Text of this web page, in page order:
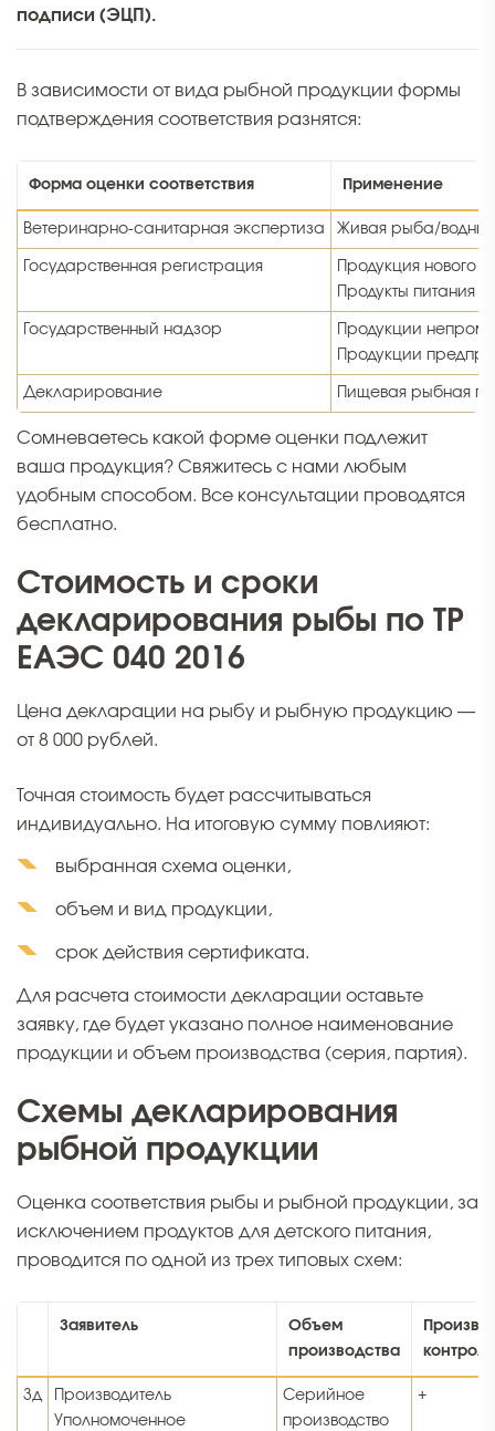
подписи (ЭЦП).
В зависимости от вида рыбной продукции формы
подтверждения соответствия разнятся:
Форма оценки соответствия Применение
Ветеринарно-санитарная экспертиза Живая рыба/
Государственная регистрация
Продукция нового
Продукты питания
Государственный надзор
Продукции
Продукции
Декларирование Пищевая рыбная
Сомневаетесь какой форме оценки подлежит
ваша продукция? Свяжитесь с нами любым
удобным способом. Все консультации проводятся
бесплатно.
Стоимость и сроки
декларирования рыбы по ТР
ЕАЭС 040 2016
Цена декларации на рыбу и рыбную продукцию —
от 8 000 рублей.
Точная стоимость будет рассчитываться
индивидуально. На итоговую сумму повлияют:
выбранная схема оценки,
объем и вид продукции,
срок действия сертификата.
Для расчета стоимости декларации оставьте
заявку, где будет указано полное наименование
продукции и объем производства (серия, партия).
Схемы декларирования
рыбной продукции
Оценка соответствия рыбы и рыбной продукции, за
исключением продуктов для детского питания,
проводится по одной из трех типовых схем:
Заявитель
Объем
производства
контроль
3д
Производитель
Уполномоченное
Серийное
производство
+